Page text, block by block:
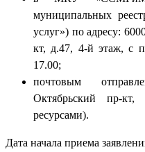
муниципальных
услуг») по адресу:
кт, д.47, 4-й этаж, с
17.00;
почтовым
Октябрьский пр-кт,
ресурсами).
Дата начала приема